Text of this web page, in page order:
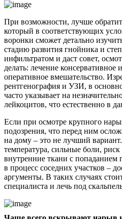
При возможности, лучше
который в соответствующих
воронки сможет детально
стадию развития гнойника и
инфильтратом и даст совет,
делать: лечение
оперативное вмешательство.
рентгенография и УЗИ, в
часто указывает на
лейкоцитов, что естественно в
Если при осмотре крупного
подозрения, что перед ним
на дому – это не лучший
температура, сильные боли,
внутренние ткани с попаданием
в процесс соседних участков –
аргументы. В таких случаях
специалиста и лечь под